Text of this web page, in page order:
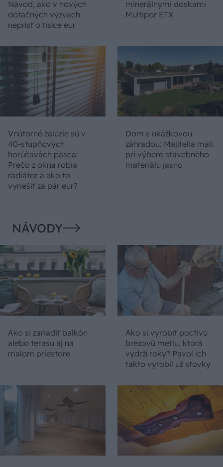
Návod, ako v nových
dotačných výzvach
neprísť o tisíce eur
minerálnymi doskami
Multipor ETX
Vnútorné žalúzie sú v
40-stupňových
horúčavách pasca:
Prečo z okna robia
radiátor a ako to
vyriešiť za pár eur?
Dom s ukážkovou
záhradou: Majitelia mali
pri výbere stavebného
materiálu jasno
NÁVODY
Ako si zariadiť balkón
alebo terasu aj na
malom priestore
Ako si vyrobiť poctivú
brezovú metlu, ktorá
vydrží roky? Pavol ich
takto vyrobil už stovky